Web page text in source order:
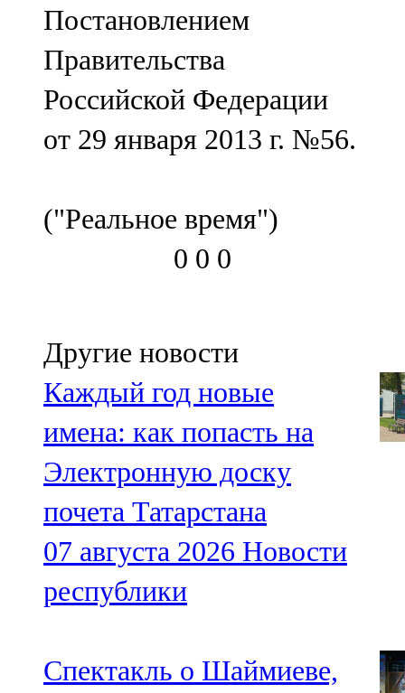
Постановлением
Правительства
Российской Федерации
от 29 января 2013 г. №56.
("Реальное время")
0 0 0
Другие новости
Каждый год новые
имена: как попасть на
Электронную доску
почета Татарстана
07 августа 2026 Новости
республики
Спектакль о Шаймиеве,